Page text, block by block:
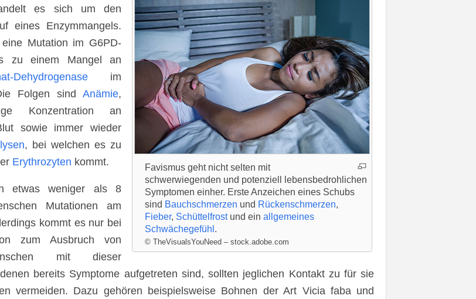
Favismus geht nicht selten mit
schwerwiegenden und potenziell lebensbedrohlichen
Symptomen einher. Erste Anzeichen eines Schubs
sind Bauchschmerzen und Rückenschmerzen,
Fieber, Schüttelfrostund einallgemeines
Schwächegefühl .
© TheVisualsYouNeed – stock.adobe.com
es sich um den
eines Enzymmangels.
Mutation im G6PD-
zu einem Mangel an
Dehydrogenase im
Folgen sindAnämie,
Konzentration an
sowie immer wieder
, bei welchen es zu
Erythrozyten kommt.
etwas weniger als 8
Mutationen am
kommt es nur bei
zum Ausbruch von
mit dieser
bereits Symptome aufgetreten sind, sollten jeglichen Kontakt zu für sie
vermeiden. Dazu gehören beispielsweise Bohnen der Art Vicia faba und